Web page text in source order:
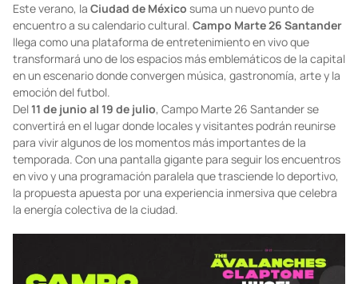
Este verano, la Ciudad de México suma un nuevo punto de
encuentro a su calendario cultural. Campo Marte 26 Santander
llega como una plataforma de entretenimiento en vivo que
transformará uno de los espacios más emblemáticos de la capital
en un escenario donde convergen música, gastronomía, arte y la
emoción del futbol.
Del11 de junio al 19 de julio, Campo Marte 26 Santander se
convertirá en el lugar donde locales y visitantes podrán reunirse
para vivir algunos de los momentos más importantes de la
temporada. Con una pantalla gigante para seguir los encuentros
en vivo y una programación paralela que trasciende lo deportivo,
la propuesta apuesta por una experiencia inmersiva que celebra
la energía colectiva de la ciudad.